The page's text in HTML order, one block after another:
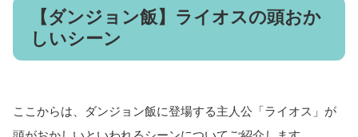
【ダンジョン飯】ライオスの頭おか
しいシーン
ここからは、ダンジョン飯に登場する主人公「ライオス」が